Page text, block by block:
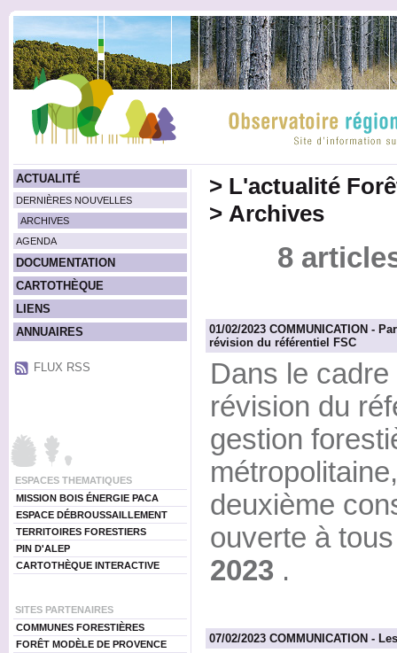
ACTUALITÉ
DERNIÈRES NOUVELLES
ARCHIVES
AGENDA
DOCUMENTATION
CARTOTHÈQUE
LIENS
ANNUAIRES
FLUX RSS
ESPACES THEMATIQUES
MISSION BOIS ÉNERGIE PACA
ESPACE DÉBROUSSAILLEMENT
TERRITOIRES FORESTIERS
PIN D'ALEP
CARTOTHÈQUE INTERACTIVE
SITES PARTENAIRES
COMMUNES FORESTIÈRES
FORÊT MODÈLE DE PROVENCE
> L'actualité
> Archives
8
01/02/2023 COMMUNICATION -
révision du référentiel FSC
Dans le
révision du
gestion
deuxième
ouverte à
2023 .
07/02/2023 COMMUNICATION -